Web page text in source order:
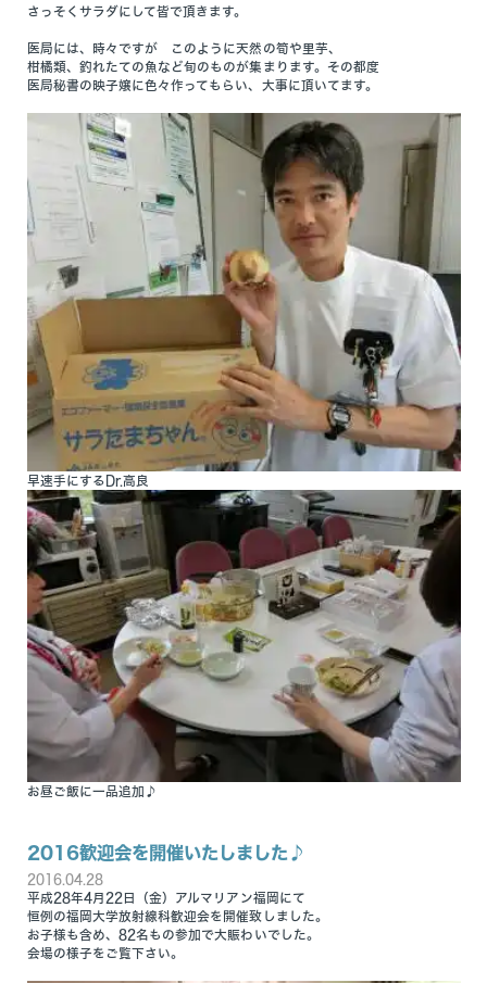
さっそくサラダにして皆で頂きます。
医局には、時々ですが このように天然の筍や里芋、
柑橘類、釣れたての魚など旬のものが集まります。その都度
医局秘書の映子嬢に色々作ってもらい、大事に頂いてます。
早速手にするDr.高良
お昼ご飯に一品追加♪
2016歓迎会を開催いたしました♪
2016.04.28
平成28年4月22日（金）アルマリアン福岡にて
恒例の福岡大学放射線科歓迎会を開催致しました。
お子様も含め、82名もの参加で大賑わいでした。
会場の様子をご覧下さい。